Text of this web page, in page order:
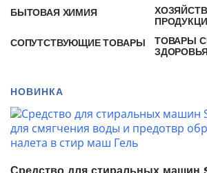
БЫТОВАЯ ХИМИЯ
СОПУТСТВУЮЩИЕ ТОВАРЫ
ТОВАРЫ
НОВИНКА